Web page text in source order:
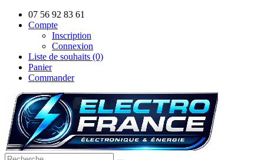
07 56 92 83 61
Compte
Inscription
Connexion
Liste de souhaits (0)
Panier
Commander